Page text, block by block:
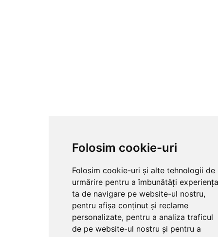
Folosim cookie-uri
Folosim cookie-uri și alte tehnologii de
urmărire pentru a îmbunătăți
ta de navigare pe website-ul nostru,
pentru afișa conținut și reclame
personalizate, pentru a analiza traficul
de pe website-ul nostru și pentru a